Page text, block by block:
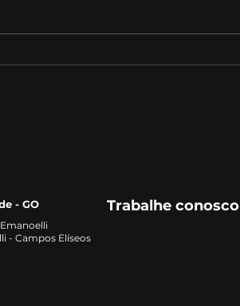
Trabalhe conosco
- GO
- Campos Elíseos